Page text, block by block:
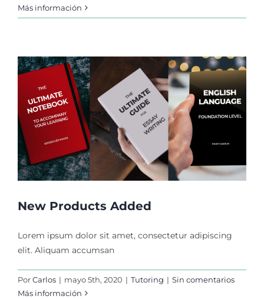
Más información
New Products Added
Lorem ipsum dolor sit amet, consectetur adipiscing
elit. Aliquam accumsan
PorCarlos | mayo 5th, 2020 | Tutoring | Sin comentarios
Más información